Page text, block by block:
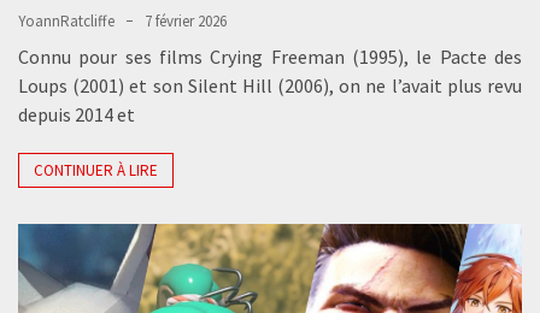
YoannRatcliffe 7 février 2026
Connu pour ses films Crying Freeman (1995), le Pacte des
Loups (2001) et son Silent Hill (2006), on ne l’avait plus revu
depuis 2014 et
CONTINUER À LIRE